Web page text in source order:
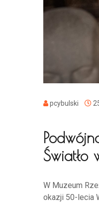
pcybulski
Światło
W Muzeum
okazji 50-lecia